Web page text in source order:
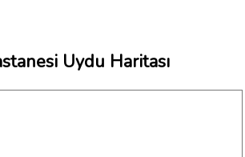
Uydu Haritası